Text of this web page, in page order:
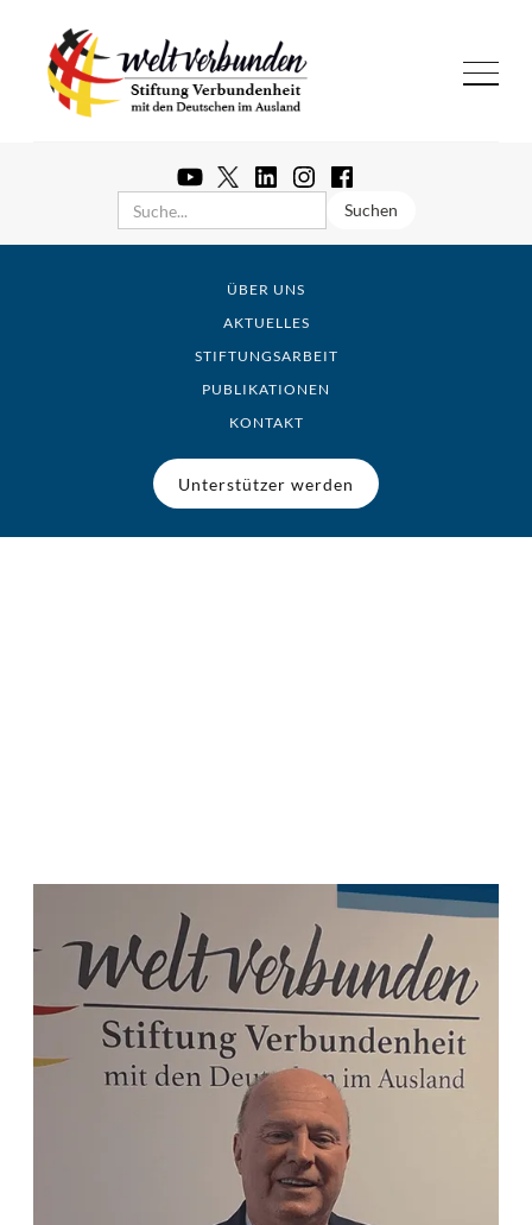
ÜBER UNS
AKTUELLES
STIFTUNGSARBEIT
PUBLIKATIONEN
KONTAKT
Unterstützer werden